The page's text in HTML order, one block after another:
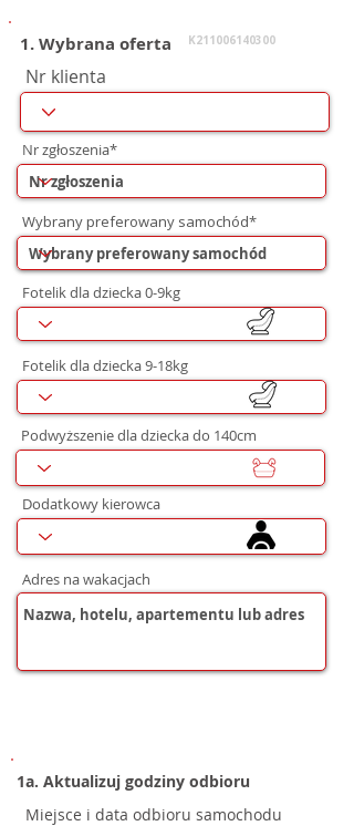
1. Wybrana oferta K211006140300
Nr klienta
Nr zgłoszenia*
Wybrany preferowany samochód*
Fotelik dla dziecka 0-9kg
Fotelik dla dziecka 9-18kg
Podwyższenie dla dziecka do 140cm
Dodatkowy kierowca
Adres na wakacjach
1a. Aktualizuj godziny odbioru
Miejsce i data odbioru samochodu